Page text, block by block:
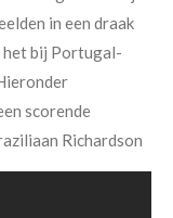
in een draak
het bij Portugal-
scorende
Richardson